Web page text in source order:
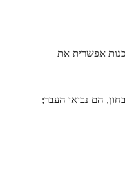
אפשרית את
הם נביאי העבר;